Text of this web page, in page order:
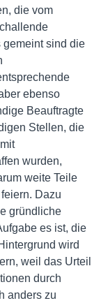
die vom
gemeint sind die
ebenso
Beauftragte
Stellen, die
wurden,
weite Teile
Dazu
gründliche
es ist, die
wird
weil das Urteil
durch
anders zu